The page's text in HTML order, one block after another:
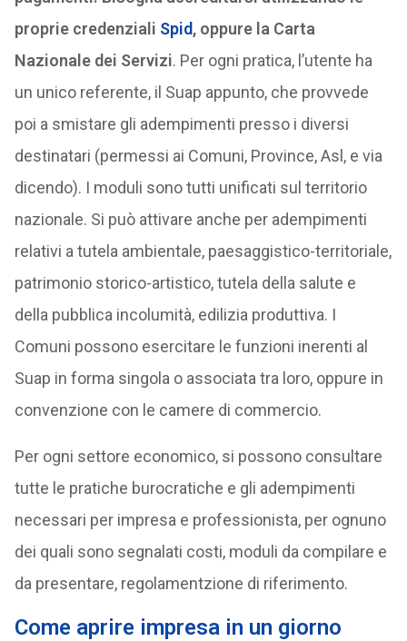
proprie credenziali Spid, oppure la Carta
Nazionale dei Servizi. Per ogni pratica, l’utente ha
un unico referente, il Suap appunto, che provvede
poi a smistare gli adempimenti presso i diversi
destinatari (permessi ai Comuni, Province, Asl, e via
dicendo). I moduli sono tutti unificati sul territorio
nazionale. Si può attivare anche per adempimenti
relativi a tutela ambientale, paesaggistico-territoriale,
patrimonio storico-artistico, tutela della salute e
della pubblica incolumità, edilizia produttiva. I
Comuni possono esercitare le funzioni inerenti al
Suap in forma singola o associata tra loro, oppure in
convenzione con le camere di commercio.
Per ogni settore economico, si possono consultare
tutte le pratiche burocratiche e gli adempimenti
necessari per impresa e professionista, per ognuno
dei quali sono segnalati costi, moduli da compilare e
da presentare, regolamentzione di riferimento.
Come aprire impresa in un giorno